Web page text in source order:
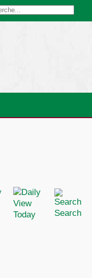
Today Search